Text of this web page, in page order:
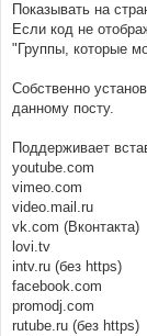
Показывать на
Если код не
"Группы, которые
Собственно
данному посту.
Поддерживает
youtube.com
vimeo.com
video.mail.ru
vk.com (Вконтакта)
lovi.tv
intv.ru (без https)
facebook.com
promodj.com
rutube.ru (без https)